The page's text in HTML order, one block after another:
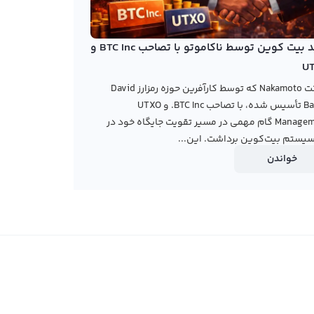
خرید بیت کوین توسط ناکاموتو با تصاحب BTC Inc و
شرکت Nakamoto که توسط کارآفرین حوزه رمزارز David
Bailey تأسیس شده، با تصاحب BTC Inc. و UTXO
Management گام مهمی در مسیر تقویت جایگاه خود در
بیت‌کوین برداشت. این...
خواندن